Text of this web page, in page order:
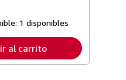
tarifas
envío
1 disponibles
al carrito